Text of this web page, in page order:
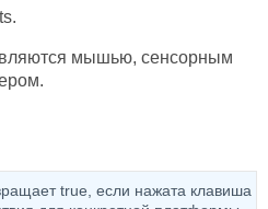
мышью, сенсорным
true, если нажата клавиша